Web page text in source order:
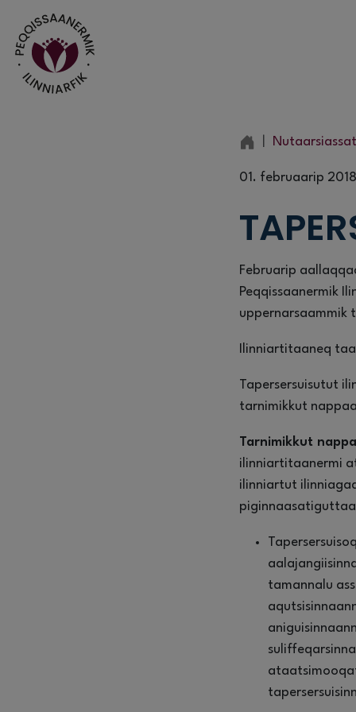
Nutaarsiassat
01. februaarip 2018
Februarip
Peqqissaanermik
uppernarsaammik
Ilinniartitaaneq
Tapersersuisutut
tarnimikkut
Tarnimikkut
ilinniartitaanermi
ilinniartut
tamannalu